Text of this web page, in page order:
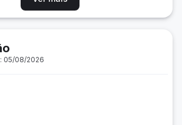
05/08/2026